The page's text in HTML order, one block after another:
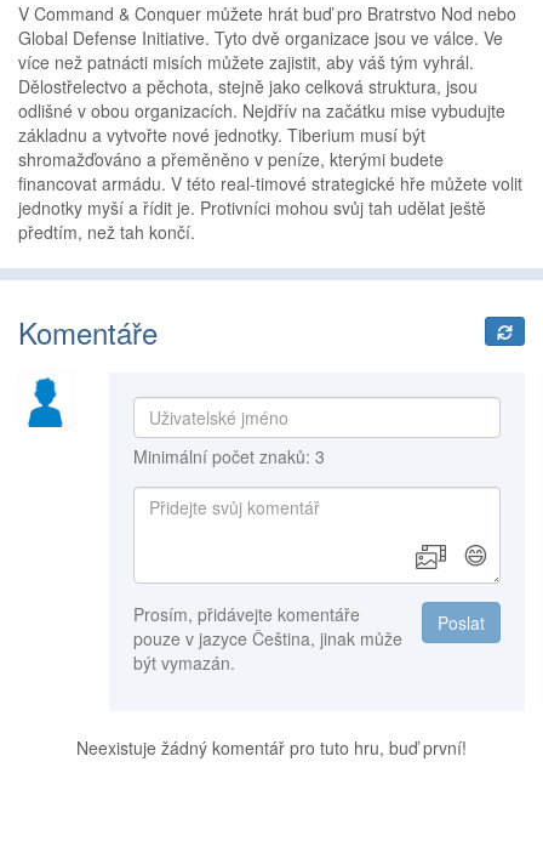
V Command & Conquer můžete hrát buď pro Bratrstvo Nod nebo
Global Defense Initiative. Tyto dvě organizace jsou ve válce. Ve
více než patnácti misích můžete zajistit, aby váš tým vyhrál.
Dělostřelectvo a pěchota, stejně jako celková struktura, jsou
odlišné v obou organizacích. Nejdřív na začátku mise vybudujte
základnu a vytvořte nové jednotky. Tiberium musí být
shromažďováno a přeměněno v peníze, kterými budete
financovat armádu. V této real-timové strategické hře můžete volit
jednotky myší a řídit je. Protivníci mohou svůj tah udělat ještě
předtím, než tah končí.
Komentáře
Minimální počet znaků: 3
😄
Poslat
Prosím, přidávejte komentáře
pouze v jazyce Čeština, jinak může
být vymazán.
Neexistuje žádný komentář pro tuto hru, buď první!